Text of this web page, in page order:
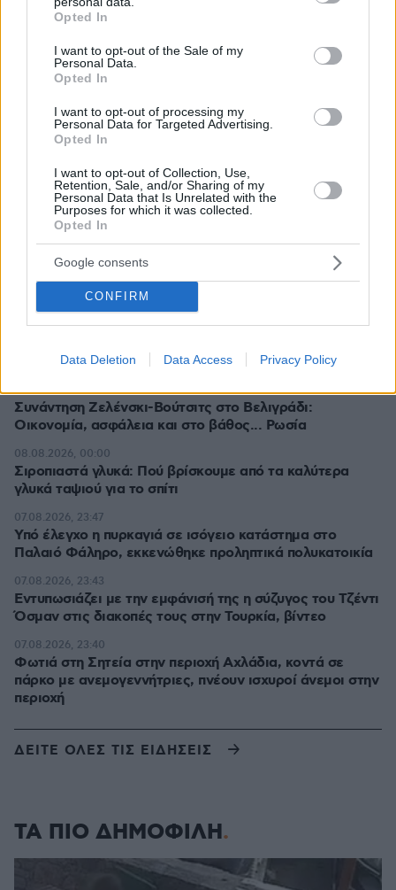
grant or deny consent to Google and its third-party tags to
use your data for below specified purposes in below Google
consent section.
Opted In
I want to opt-out of the Sale of my
Personal Data.
Opted In
I want to opt-out of processing my
Personal Data for Targeted Advertising.
Opted In
I want to opt-out of Collection, Use,
Retention, Sale, and/or Sharing of my
Personal Data that Is Unrelated with the
Purposes for which it was collected.
Opted In
Google consents
CONFIRM
Data Deletion Data Access Privacy Policy
Ειδήσεις
Ιδέες για πρωινό έτοιμο από το βράδυ: Εύκολες και
θρεπτικές επιλογές για κάθε μέρα
πριν 9 λεπτά
Ρωσικό πλήγμα προκάλεσε ζημιές σε γήπεδο στην
δείτε βίντεο
πριν 19 λεπτά
Είδατε σαμιαμίδι στο σπίτι σας; Γιατί δεν πρέπει να το
σκοτώσετε
πριν 39 λεπτά
Αποκαλύφθηκε η αιτία θανάτου του 29χρονου πρώην
NBAer Μπράντον Κλαρκ
πριν 40 λεπτά
Όλες οι επιλογές
πριν μία ώρα
Συνάντηση Ζελένσκι-Βούτσιτς στο Βελιγράδι:
Οικονομία, ασφάλεια και στο βάθος... Ρωσία
πριν μία ώρα
Σιροπιαστά γλυκά: Πού βρίσκουμε από τα καλύτερα
γλυκά ταψιού για το σπίτι
08.08.2026, 00:00
Υπό έλεγχο η πυρκαγιά σε ισόγειο κατάστημα στο
Παλαιό Φάληρο, εκκενώθηκε προληπτικά πολυκατοικία
07.08.2026, 23:47
Εντυπωσιάζει με την εμφάνισή της η σύζυγος του Τζέντι
Όσμαν στις διακοπές τους στην Τουρκία, βίντεο
07.08.2026, 23:43
Φωτιά στη Σητεία στην περιοχή Αχλάδια, κοντά σε
πάρκο με ανεμογεννήτριες, πνέουν ισχυροί άνεμοι στην
περιοχή
07.08.2026, 23:40
ΔΕΙΤΕ ΟΛΕΣ ΤΙΣ ΕΙΔΗΣΕΙΣ
ΤΑ ΠΙΟ ΔΗΜΟΦΙΛΗ